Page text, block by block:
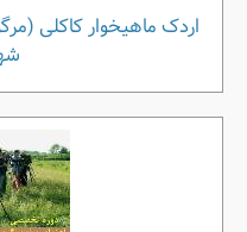
اردک ماهیخوار کاکلی